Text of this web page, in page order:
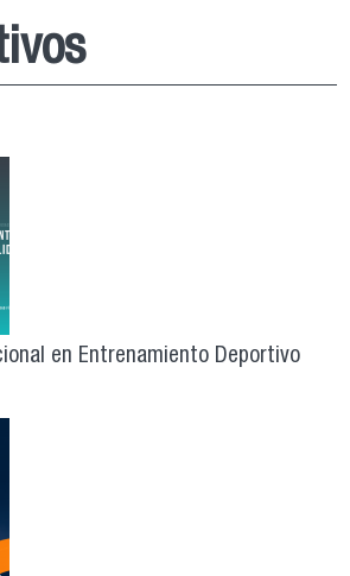
en Entrenamiento Deportivo